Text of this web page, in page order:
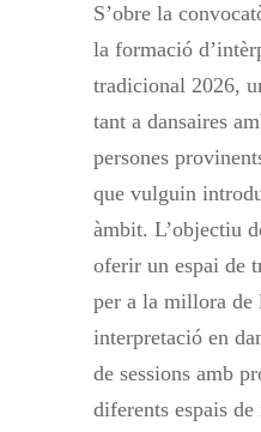
S’obre la
la formació
tradicional 2026,
tant a dansaires
persones
que vulguin
àmbit. L’objectiu
oferir un espai de
per a la millora de
interpretació en
de sessions amb
diferents espais